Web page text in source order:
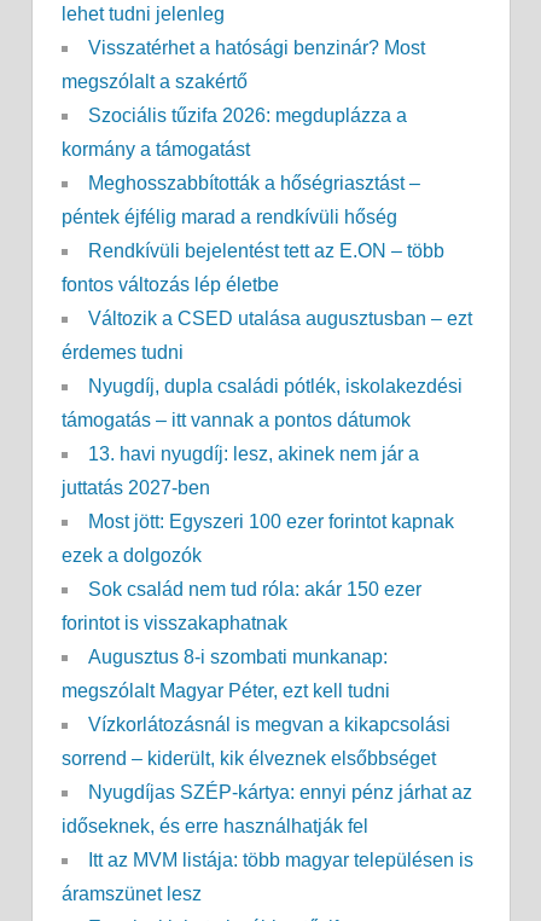
lehet tudni jelenleg
Visszatérhet a hatósági benzinár? Most
megszólalt a szakértő
Szociális tűzifa 2026: megduplázza a
kormány a támogatást
Meghosszabbították a hőségriasztást –
péntek éjfélig marad a rendkívüli hőség
Rendkívüli bejelentést tett az E.ON – több
fontos változás lép életbe
Változik a CSED utalása augusztusban – ezt
érdemes tudni
Nyugdíj, dupla családi pótlék, iskolakezdési
támogatás – itt vannak a pontos dátumok
13. havi nyugdíj: lesz, akinek nem jár a
juttatás 2027-ben
Most jött: Egyszeri 100 ezer forintot kapnak
ezek a dolgozók
Sok család nem tud róla: akár 150 ezer
forintot is visszakaphatnak
Augusztus 8-i szombati munkanap:
megszólalt Magyar Péter, ezt kell tudni
Vízkorlátozásnál is megvan a kikapcsolási
sorrend – kiderült, kik élveznek elsőbbséget
Nyugdíjas SZÉP-kártya: ennyi pénz járhat az
időseknek, és erre használhatják fel
Itt az MVM listája: több magyar településen is
áramszünet lesz